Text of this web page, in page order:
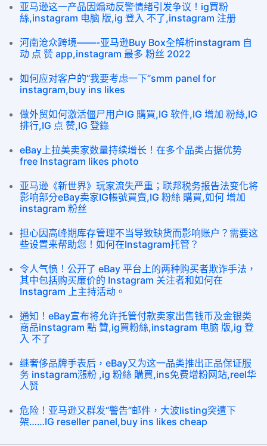
亚马逊这一产品因煽动反警情绪引发争议！ig買粉
絲,instagram 电脑 版,ig 登入 不了,instagram 注册
河南沧众跨境——-亚马逊Buy Box全解析instagram 自
动 点 赞 app,instagram 最多 粉丝 2022
如何应对客户的“我要考虑一下”smm panel for
instagram,buy ins likes
做外贸如何激活僵尸用户IG 購買,IG 软件,IG 增加 粉絲,IG
排行,IG 点 赞,IG 登錄
eBay上拉美卖家数量持续增长！在多个品类占据优势
free Instagram likes photo
亚马逊《新世界》玩家流失严重；联邦税务报告法变化将
影响部分eBay卖家IG帳號買賣,IG 粉絲 購買,如何 增加
instagram 粉丝
担心因高峰期库存管理不当导致缺货而影响账户？需要这
些设置来帮助您！如何在Instagram托管？
令人气愤！公开了 eBay 平台上的两种购买者欺诈手法，
其中包括购买廉价的 Instagram 关注者和如何在
Instagram 上主持活动。
通知！eBay宣布将允许托管付款卖家出售钱币及金银类
商品instagram 點 贊,ig買粉絲,instagram 电脑 版,ig 登
入 不了
继奢侈品牌手表后，eBay又为这一品类推出正品保证服
务 instagram漲粉 ,ig 粉絲 購買,ins免费增粉网站,reel华
人赞
危险！亚马逊又群发“警告”邮件，大波listing突遭下
架……IG reseller panel,buy ins likes cheap